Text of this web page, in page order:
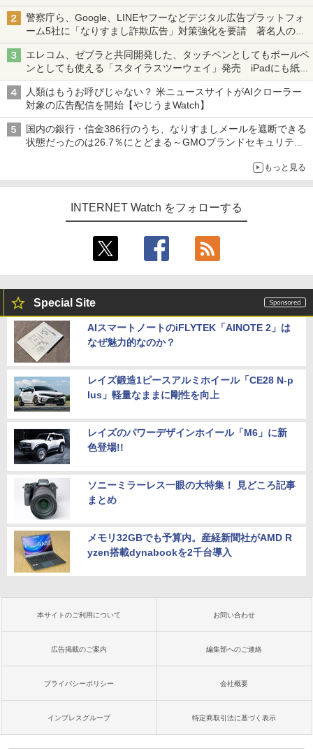
ち・ざ・ろーど！その14】【空いた時間でなにしてる？】
警察庁ら、Google、LINEヤフーなどデジタル広告プラットフォ
ーム5社に「なりすまし詐欺広告」対策強化を要請 著名人の写
真や映像を使った投資詐欺などへの対策として
エレコム、ゼブラと共同開発した、タッチペンとしてもボールペ
ンとしても使える「スタイラスツーウェイ」発売 iPadにも紙に
も、持ち替えずに書き込める
人類はもうお呼びじゃない？ 米ニュースサイトがAIクローラー
対象の広告配信を開始【やじうまWatch】
国内の銀行・信金386行のうち、なりすましメールを遮断できる
状態だったのは26.7％にとどまる～GMOブランドセキュリティ
もっと見る
INTERNET Watch をフォローする
Special Site
AIスマートノートのiFLYTEK「AINOTE 2」は
なぜ魅力的なのか？
レイズ鍛造1ピースアルミホイール「CE28 N-p
lus」軽量なままに剛性を向上
レイズのパワーデザインホイール「M6」に新
色登場!!
ソニーミラーレス一眼の大特集！ 見どころ記事
まとめ
メモリ32GBでも予算内。産経新聞社がAMD R
yzen搭載dynabookを2千台導入
本サイトのご利用について お問い合わせ
広告掲載のご案内 編集部へのご連絡
プライバシーポリシー 会社概要
インプレスグループ 特定商取引法に基づく表示